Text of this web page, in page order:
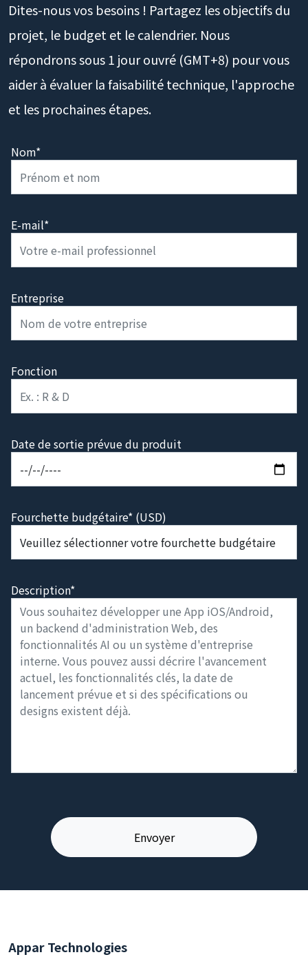
Dites-nous vos besoins ! Partagez les objectifs du
projet, le budget et le calendrier. Nous
répondrons sous 1 jour ouvré (GMT+8) pour vous
aider à évaluer la faisabilité technique, l'approche
et les prochaines étapes.
Nom*
E-mail*
Entreprise
Fonction
Date de sortie prévue du produit
Fourchette budgétaire* (USD)
Description*
Appar Technologies